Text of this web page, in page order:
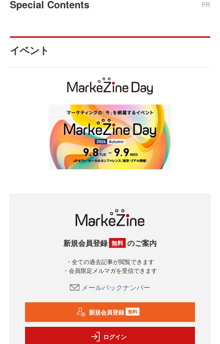
Special Contents PR
イベント
新規会員登録 無料 のご案内
・全ての過去記事が閲覧できます
・会員限定メルマガを受信できます
メールバックナンバー
新規会員登録 無料
ログイン